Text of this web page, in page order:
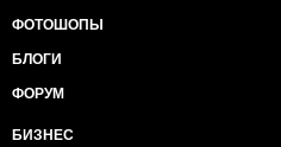
ФОТОШОПЫ
БЛОГИ
ФОРУМ
БИЗНЕС